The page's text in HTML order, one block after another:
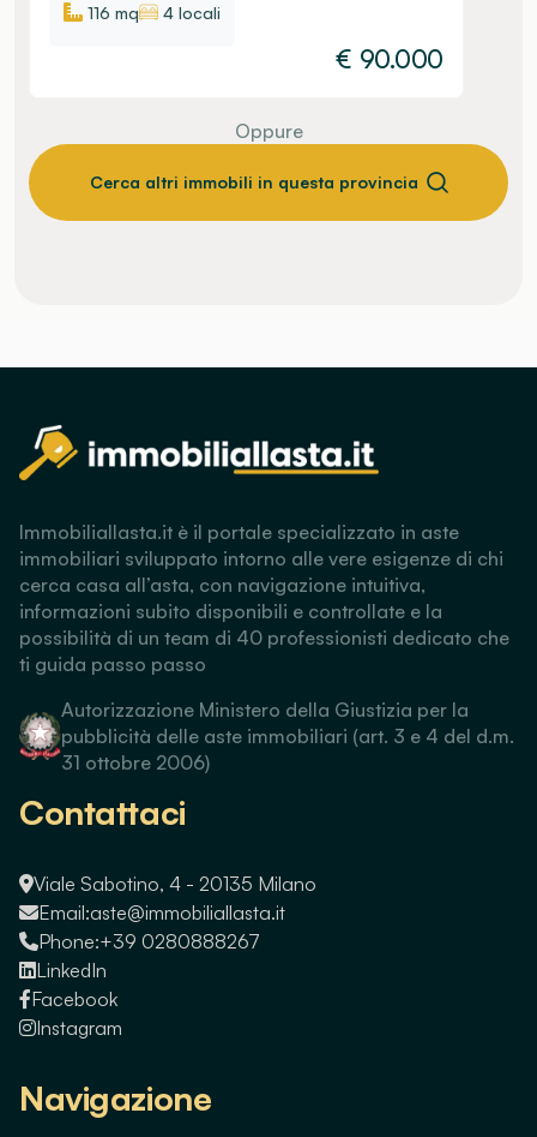
116 mq
4 locali
€ 90.000
Oppure
Cerca altri immobili in questa provincia
Immobiliallasta.it è il portale specializzato in aste
immobiliari sviluppato intorno alle vere esigenze di chi
cerca casa all’asta, con navigazione intuitiva,
informazioni subito disponibili e controllate e la
possibilità di un team di 40 professionisti dedicato che
ti guida passo passo
Autorizzazione Ministero della Giustizia per la
pubblicità delle aste immobiliari (art. 3 e 4 del d.m.
31 ottobre 2006)
Contattaci
Viale Sabotino, 4 - 20135 Milano
Email:aste@immobiliallasta.it
Phone:+39 0280888267
LinkedIn
Facebook
Instagram
Navigazione